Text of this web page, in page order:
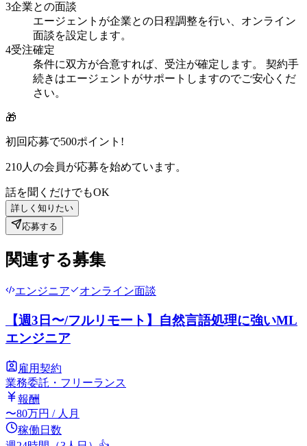
3企業との面談
エージェントが企業との日程調整を行い、オンライン
面談を設定します。
4受注確定
条件に双方が合意すれば、受注が確定します。 契約手
続きはエージェントがサポートしますのでご安心くだ
さい。
🎁
初回応募で500ポイント!
210人の会員が応募を始めています。
話を聞くだけでもOK
詳しく知りたい
応募する
関連する募集
エンジニア オンライン面談
【週3日〜/フルリモート】自然言語処理に強いML
エンジニア
雇用契約
業務委託・フリーランス
報酬
〜80万円 / 人月
稼働日数